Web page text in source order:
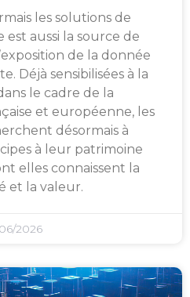
les solutions de
aussi la source de
de la donnée
Déjà sensibilisées à la
le cadre de la
et européenne, les
désormais à
à leur patrimoine
elles connaissent la
et la valeur.
2026